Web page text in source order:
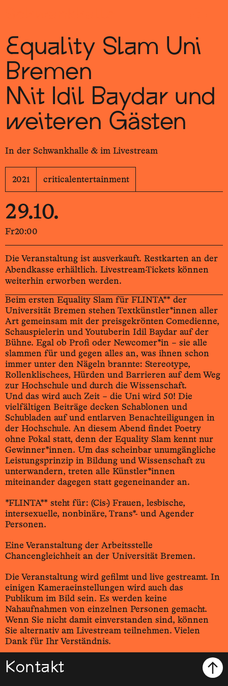
Equality Slam Uni
Bremen
Mit Idil Baydar und
weiteren Gästen
In der Schwankhalle & im Livestream
2021 criticalentertainment
29.10.
Fr20:00
Die Veranstaltung ist ausverkauft. Restkarten an der
Abendkasse erhältlich. Livestream-Tickets können
weiterhin erworben werden.
Beim ersten Equality Slam für FLINTA** der
Universität Bremen stehen Textkünstler*innen aller
Art gemeinsam mit der preisgekrönten Comedienne,
Schauspielerin und Youtuberin Idil Baydar auf der
Bühne. Egal ob Profi oder Newcomer*in – sie alle
slammen für und gegen alles an, was ihnen schon
immer unter den Nägeln brannte: Stereotype,
Rollenklischees, Hürden und Barrieren auf dem Weg
zur Hochschule und durch die Wissenschaft.
Und das wird auch Zeit – die Uni wird 50! Die
vielfältigen Beiträge decken Schablonen und
Schubladen auf und entlarven Benachteiligungen in
der Hochschule. An diesem Abend findet Poetry
ohne Pokal statt, denn der Equality Slam kennt nur
Gewinner*innen. Um das scheinbar unumgängliche
Leistungsprinzip in Bildung und Wissenschaft zu
unterwandern, treten alle Künstler*innen
miteinander dagegen statt gegeneinander an.
*FLINTA** steht für: (Cis-) Frauen, lesbische,
intersexuelle, nonbinäre, Trans*- und Agender
Personen.
Eine Veranstaltung der Arbeitsstelle
Chancengleichheit an der Universität Bremen.
Die Veranstaltung wird gefilmt und live gestreamt. In
einigen Kameraeinstellungen wird auch das
Publikum im Bild sein. Es werden keine
Nahaufnahmen von einzelnen Personen gemacht.
Wenn Sie nicht damit einverstanden sind, können
Sie alternativ am Livestream teilnehmen. Vielen
Dank für Ihr Verständnis.
Kontakt